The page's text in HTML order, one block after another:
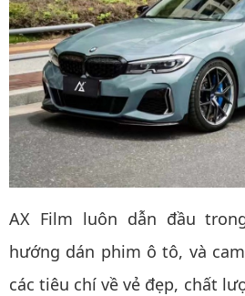
AX Film luôn dẫn đầu
hướng dán phim ô tô, và
các tiêu chí về vẻ đẹp, chất